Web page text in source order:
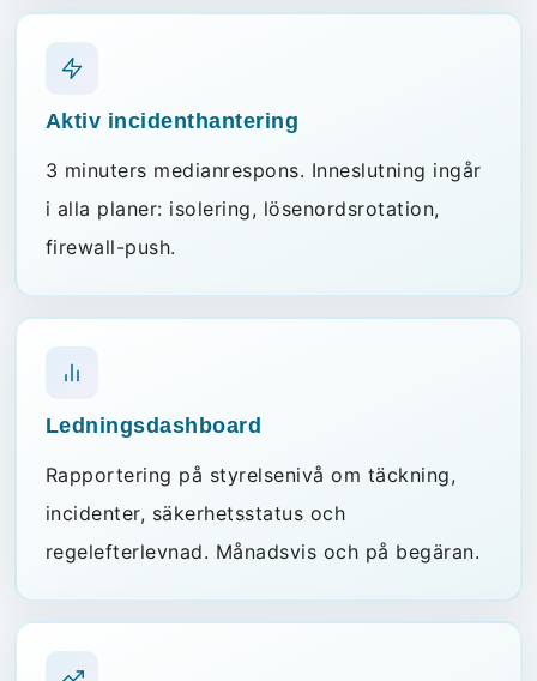
Aktiv incidenthantering
3 minuters medianrespons. Inneslutning ingår
i alla planer: isolering, lösenordsrotation,
firewall-push.
Ledningsdashboard
Rapportering på styrelsenivå om täckning,
incidenter, säkerhetsstatus och
regelefterlevnad. Månadsvis och på begäran.